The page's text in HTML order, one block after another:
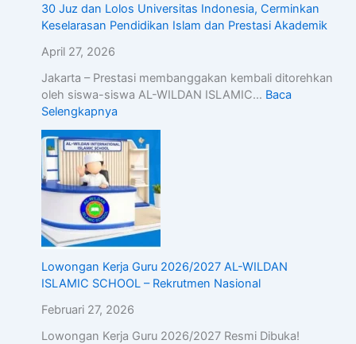
30 Juz dan Lolos Universitas Indonesia, Cerminkan
Keselarasan Pendidikan Islam dan Prestasi Akademik
April 27, 2026
Jakarta – Prestasi membanggakan kembali ditorehkan
oleh siswa-siswa AL-WILDAN ISLAMIC… Baca
Selengkapnya
Lowongan Kerja Guru 2026/2027 AL-WILDAN
ISLAMIC SCHOOL – Rekrutmen Nasional
Februari 27, 2026
Lowongan Kerja Guru 2026/2027 Resmi Dibuka!